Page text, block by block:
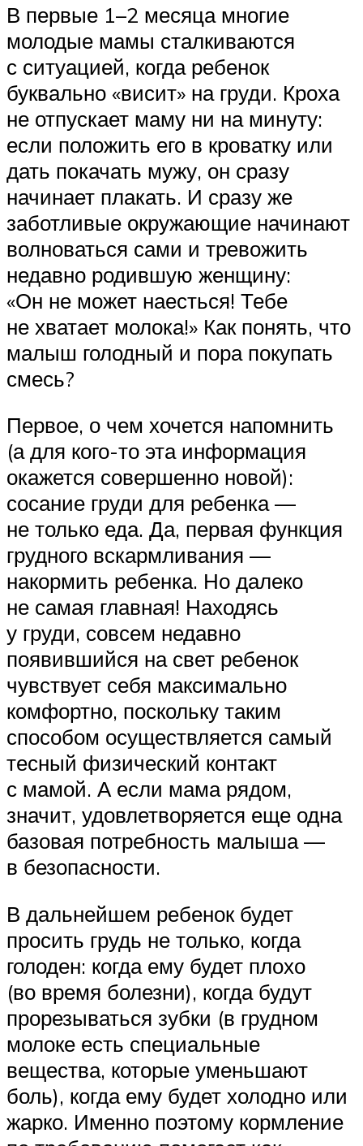
В первые 1–2 месяца многие
молодые мамы сталкиваются
с ситуацией, когда ребенок
буквально «висит» на груди. Кроха
не отпускает маму ни на минуту:
если положить его в кроватку или
дать покачать мужу, он сразу
начинает плакать. И сразу же
заботливые окружающие начинают
волноваться сами и тревожить
недавно родившую женщину:
«Он не может наесться! Тебе
не хватает молока!» Как понять, что
малыш голодный и пора покупать
смесь?
Первое, о чем хочется напомнить
(а для кого-то эта информация
окажется совершенно новой):
сосание груди для ребенка —
не только еда. Да, первая функция
грудного вскармливания —
накормить ребенка. Но далеко
не самая главная! Находясь
у груди, совсем недавно
появившийся на свет ребенок
чувствует себя максимально
комфортно, поскольку таким
способом осуществляется самый
тесный физический контакт
с мамой. А если мама рядом,
значит, удовлетворяется еще одна
базовая потребность малыша —
в безопасности.
В дальнейшем ребенок будет
просить грудь не только, когда
голоден: когда ему будет плохо
(во время болезни), когда будут
прорезываться зубки (в грудном
молоке есть специальные
вещества, которые уменьшают
боль), когда ему будет холодно или
жарко. Именно поэтому кормление